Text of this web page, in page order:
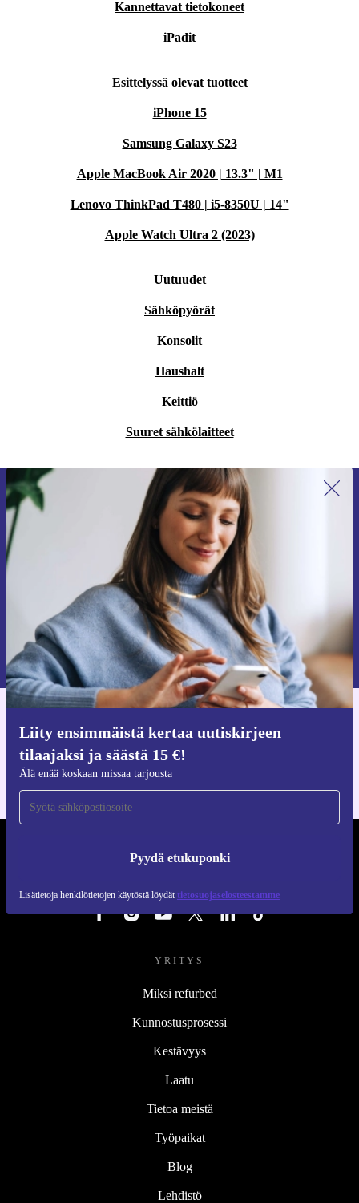
Kannettavat tietokoneet
iPadit
Esittelyssä olevat tuotteet
iPhone 15
Samsung Galaxy S23
Apple MacBook Air 2020 | 13.3" | M1
Lenovo ThinkPad T480 | i5-8350U | 14"
Apple Watch Ultra 2 (2023)
Uutuudet
Sähköpyörät
Konsolit
Haushalt
Keittiö
Suuret sähkölaitteet
Liity ensimmäistä kertaa uutiskirjeen
tilaajaksi ja säästä 15 €!
Älä enää koskaan missaa tarjousta
Pyydä etukuponki
Lisätietoja henkilötietojen käytöstä löydät tietosuojaselosteestamme
Liity ensimmäistä kertaa uutiskirjeen
tilaajaksi ja säästä 15 €!
Älä missaa enää yhtäkään tarjousta.
Pyydä etukuponki
Lisätietoja henkilötietojen käytöstä löydättietosuojaselosteestamme.
iOS:lle ja Androidille
YRITYS
Miksi refurbed
Kunnostusprosessi
Kestävyys
Laatu
Tietoa meistä
Työpaikat
Blog
Lehdistö